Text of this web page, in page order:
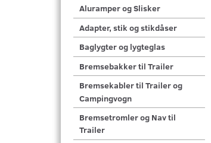
Aluramper og Slisker
Adapter, stik og stikdåser
Baglygter og lygteglas
Bremsebakker til Trailer
Bremsekabler til Trailer og
Campingvogn
Bremsetromler og Nav til
Trailer